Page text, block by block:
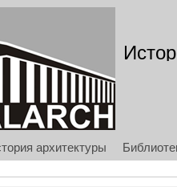
архитектуры